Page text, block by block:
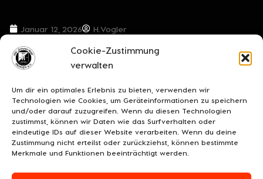
Cookie-Zustimmung
verwalten
Um dir ein optimales Erlebnis zu bieten, verwenden wir
Technologien wie Cookies, um Geräteinformationen zu speichern
und/oder darauf zuzugreifen. Wenn du diesen Technologien
zustimmst, können wir Daten wie das Surfverhalten oder
eindeutige IDs auf dieser Website verarbeiten. Wenn du deine
Zustimmung nicht erteilst oder zurückziehst, können bestimmte
Merkmale und Funktionen beeinträchtigt werden.
Januar 12, 2026 H.Vogler
VORIGER BEITRAG NÄCHSTER BEITRAG